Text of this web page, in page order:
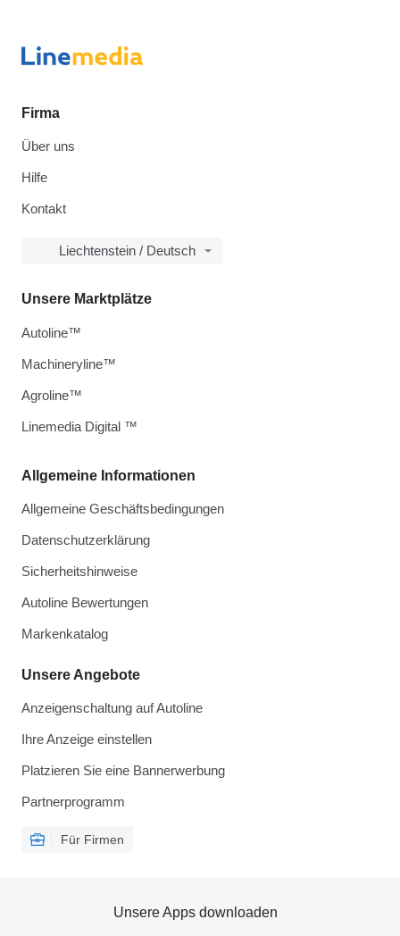
Firma
Über uns
Hilfe
Kontakt
Liechtenstein / Deutsch
Allgemeine Informationen
Allgemeine Geschäftsbedingungen
Datenschutzerklärung
Sicherheitshinweise
Autoline Bewertungen
Markenkatalog
Unsere Angebote
Anzeigenschaltung auf Autoline
Ihre Anzeige einstellen
Platzieren Sie eine Bannerwerbung
Partnerprogramm
Für Firmen
Unsere Marktplätze
Autoline™
Machineryline™
Agroline™
Linemedia Digital ™
Unsere Apps downloaden